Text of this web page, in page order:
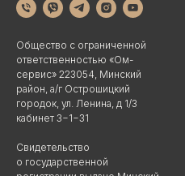
Общество с ограниченной
ответственностью «Ом-
сервис» 223054, Минский
район, а/г Острошицкий
городок, ул. Ленина, д 1/3
кабинет 3−1−31
Свидетельство
о государственной